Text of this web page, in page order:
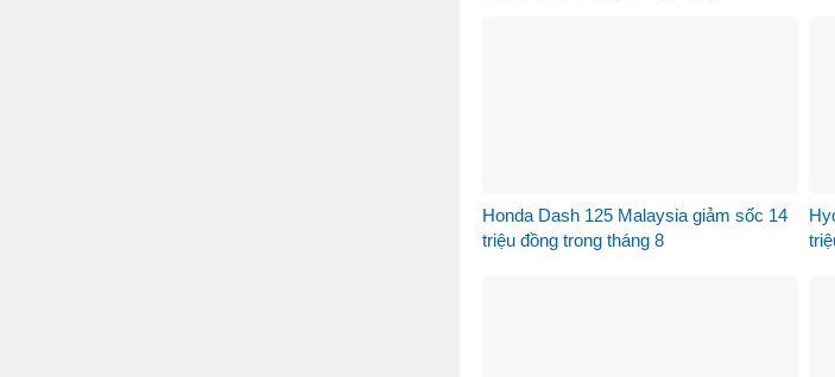
Honda Dash 125 Malaysia giảm sốc 14
triệu đồng trong tháng 8